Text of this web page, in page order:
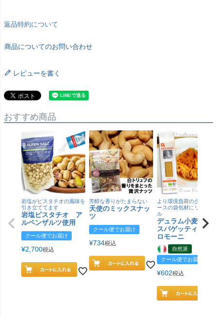
返品特約について
商品についてのお問い合わせ
レビューを書く
おすすめ商品
岩塩がピスタチオの風味を
引き立ててます
岩塩ピスタチオ ア
ルペンザルツ使用
クール便でお届け
¥2,700税込
芳醇な香りがたまらない
天使のミックスナッ
ツ
クール便でお届け
¥734税込
より環境負荷の少ない紙
ースの袋包材にリニュー
ル
デュラム小麦 有
スパゲッティ／ジ
ロモーニ
自然派
クール便でお届け
¥602税込